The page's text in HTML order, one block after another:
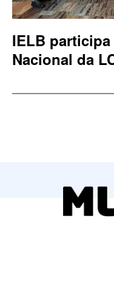
IELB
Nacional da